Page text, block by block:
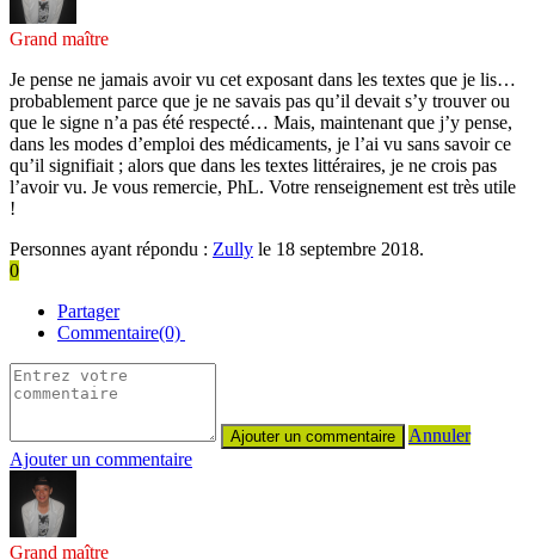
Grand maître
Je pense ne jamais avoir vu cet exposant dans les textes que je lis…
probablement parce que je ne savais pas qu’il devait s’y trouver ou
que le signe n’a pas été respecté… Mais, maintenant que j’y pense,
dans les modes d’emploi des médicaments, je l’ai vu sans savoir ce
qu’il signifiait ; alors que dans les textes littéraires, je ne crois pas
l’avoir vu. Je vous remercie, PhL. Votre renseignement est très utile
!
Personnes ayant répondu : Zully le 18 septembre 2018.
0
Partager
Commentaire(0)
Annuler
Ajouter un commentaire
Grand maître